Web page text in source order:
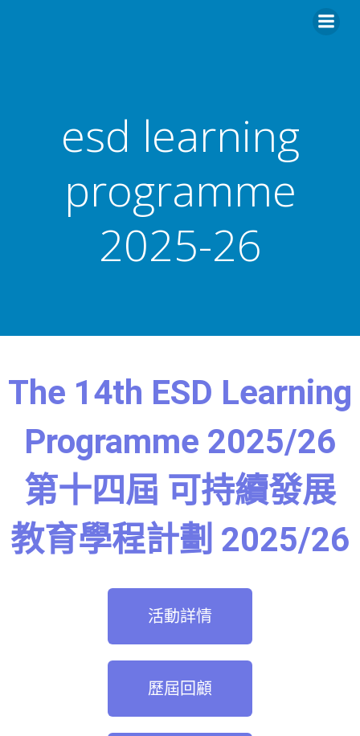
esd learning
programme
2025-26
The 14th ESD Learning
Programme 2025/26
第十四屆 可持續發展
教育學程計劃 2025/26
活動詳情
歷屆回顧